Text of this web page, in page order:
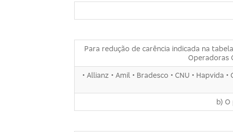
Para redução de carência indicada na
Operadoras
• Allianz • Amil • Bradesco • CNU • Hapvida
b)